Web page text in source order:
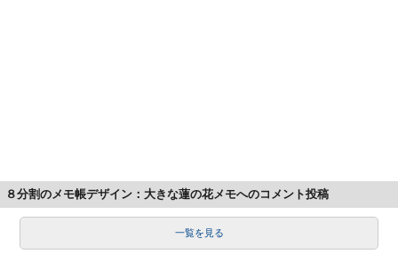
８分割のメモ帳デザイン：大きな蓮の花メモへのコメント投稿
一覧を見る